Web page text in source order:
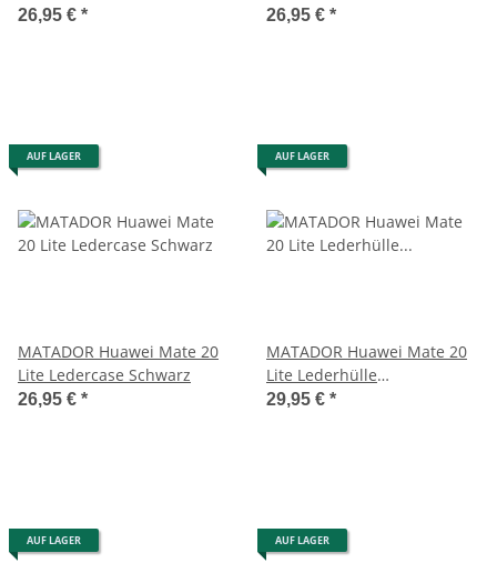
Braun
26,95 € *
Schwarz
26,95 € *
AUF LAGER
MATADOR Huawei Mate 20
Lite Ledercase Schwarz
26,95 € *
AUF LAGER
MATADOR Huawei Mate 20
Lite Lederhülle
Magnetverschluss Braun
29,95 € *
AUF LAGER AUF LAGER